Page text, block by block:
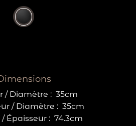
/ Diamètre : 35cm
/ Diamètre : 35cm
Épaisseur : 74.3cm